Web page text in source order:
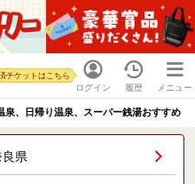
ログイン
チケットはこちら
履歴 メニュー
、日帰り温泉、スーパー銭湯おすすめ
県